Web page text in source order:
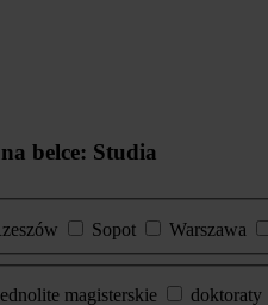
belce: Studia
Sopot Warszawa
magisterskie doktoraty